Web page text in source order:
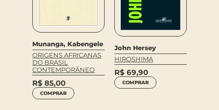
Munanga, Kabengele
ORIGENS AFRICANAS
DO BRASIL
CONTEMPORÂNEO
R$ 85,00
COMPRAR
John Hersey
HIROSHIMA
R$ 69,90
COMPRAR